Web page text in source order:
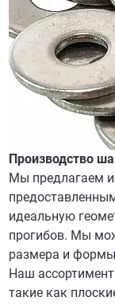
Производство
Мы предлагаем
идеальную
прогибов. Мы
размера и
Наш
такие как